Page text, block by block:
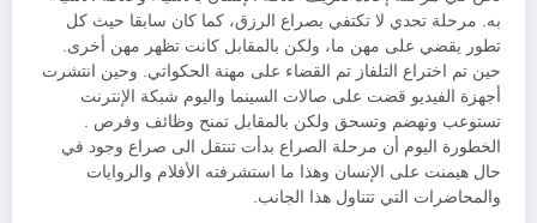
به. مرحلة تحدي لا تكتفي بصراع الرزق، كما كان سابقا حيث كل
تطور يقضي على مهن ما، ولكن بالمقابل كانت تظهر مهن أخرى.
حين تم اختراع التلفاز تم القضاء على مهنة الحكواتي. وحين انتشرت
أجهزة الفيديو قضت على صالات السينما واليوم شبكة الإنترنت
تستوعب وتهضم وتسحق ولكن بالمقابل تمنح وظائف وفرص .
الخطورة اليوم أن مرحلة الصراع بدأت تنتقل الى صراع وجود في
حال هيمنت على الإنسان وهذا ما استشرفته الأفلام والروايات
والمحاضرات التي تتناول هذا الجانب.